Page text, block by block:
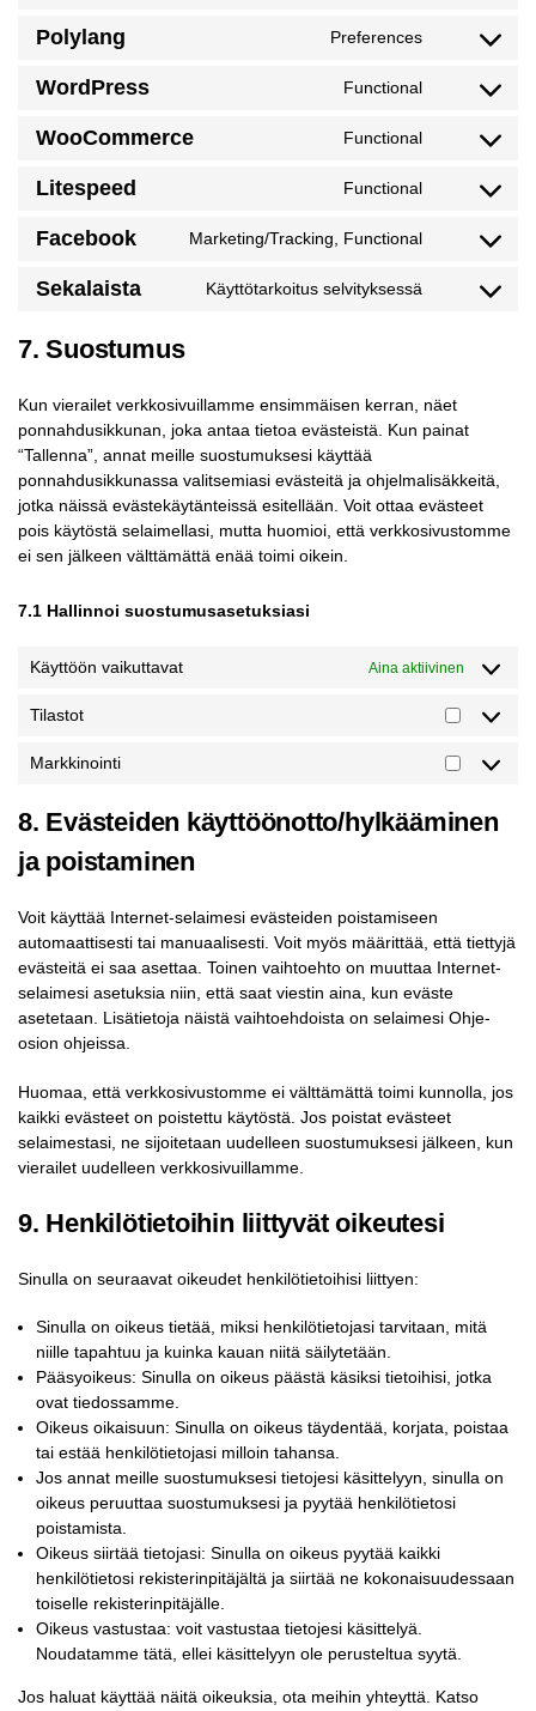
Polylang Preferences
WordPress Functional
WooCommerce Functional
Litespeed Functional
Facebook Marketing/Tracking, Functional
Sekalaista Käyttötarkoitus selvityksessä
7. Suostumus
Kun vierailet verkkosivuillamme ensimmäisen kerran, näet
ponnahdusikkunan, joka antaa tietoa evästeistä. Kun painat
“Tallenna”, annat meille suostumuksesi käyttää
ponnahdusikkunassa valitsemiasi evästeitä ja ohjelmalisäkkeitä,
jotka näissä evästekäytänteissä esitellään. Voit ottaa evästeet
pois käytöstä selaimellasi, mutta huomioi, että verkkosivustomme
ei sen jälkeen välttämättä enää toimi oikein.
7.1 Hallinnoi suostumusasetuksiasi
Käyttöön vaikuttavat Aina aktiivinen
Tilastot
Markkinointi
8. Evästeiden käyttöönotto/hylkääminen
ja poistaminen
Voit käyttää Internet-selaimesi evästeiden poistamiseen
automaattisesti tai manuaalisesti. Voit myös määrittää, että tiettyjä
evästeitä ei saa asettaa. Toinen vaihtoehto on muuttaa Internet-
selaimesi asetuksia niin, että saat viestin aina, kun eväste
asetetaan. Lisätietoja näistä vaihtoehdoista on selaimesi Ohje-
osion ohjeissa.
Huomaa, että verkkosivustomme ei välttämättä toimi kunnolla, jos
kaikki evästeet on poistettu käytöstä. Jos poistat evästeet
selaimestasi, ne sijoitetaan uudelleen suostumuksesi jälkeen, kun
vierailet uudelleen verkkosivuillamme.
9. Henkilötietoihin liittyvät oikeutesi
Sinulla on seuraavat oikeudet henkilötietoihisi liittyen:
Sinulla on oikeus tietää, miksi henkilötietojasi tarvitaan, mitä
niille tapahtuu ja kuinka kauan niitä säilytetään.
Pääsyoikeus: Sinulla on oikeus päästä käsiksi tietoihisi, jotka
ovat tiedossamme.
Oikeus oikaisuun: Sinulla on oikeus täydentää, korjata, poistaa
tai estää henkilötietojasi milloin tahansa.
Jos annat meille suostumuksesi tietojesi käsittelyyn, sinulla on
oikeus peruuttaa suostumuksesi ja pyytää henkilötietosi
poistamista.
Oikeus siirtää tietojasi: Sinulla on oikeus pyytää kaikki
henkilötietosi rekisterinpitäjältä ja siirtää ne kokonaisuudessaan
toiselle rekisterinpitäjälle.
Oikeus vastustaa: voit vastustaa tietojesi käsittelyä.
Noudatamme tätä, ellei käsittelyyn ole perusteltua syytä.
Jos haluat käyttää näitä oikeuksia, ota meihin yhteyttä. Katso